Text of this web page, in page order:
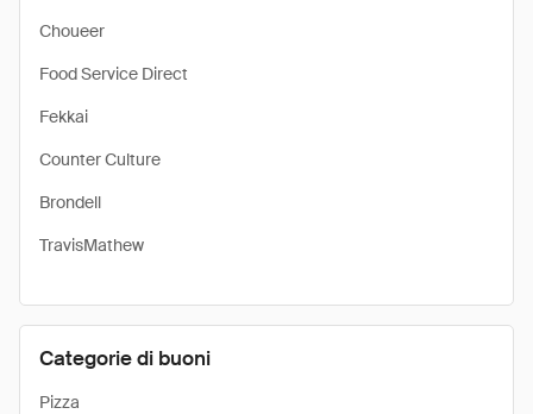
Choueer
Food Service Direct
Fekkai
Counter Culture
Brondell
TravisMathew
Categorie di buoni
Pizza